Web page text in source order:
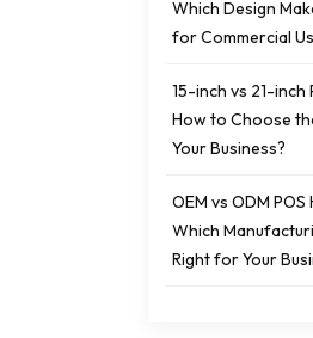
Which Design
for Commercial
15-inch vs 21-inch
How to Choose
Your Business?
OEM vs ODM
Which
Right for Your